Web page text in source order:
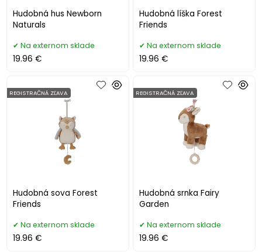
Hudobná hus Newborn
Naturals
Na externom sklade
19.96 €
Hudobná líška Forest
Friends
Na externom sklade
19.96 €
Hudobná sova Forest
Friends
REGISTRAČNÁ ZĽAVA
Na externom sklade
19.96 €
Hudobná srnka Fairy
Garden
REGISTRAČNÁ ZĽAVA
Na externom sklade
19.96 €